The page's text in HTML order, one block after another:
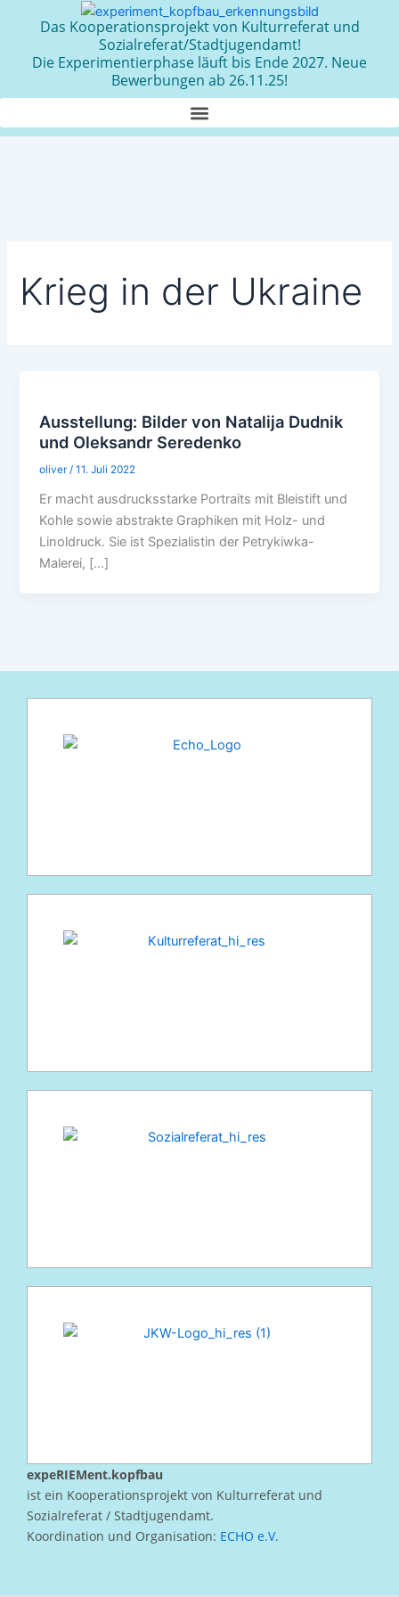
Das Kooperationsprojekt von Kulturreferat und
Sozialreferat/Stadtjugendamt!
Die Experimentierphase läuft bis Ende 2027. Neue
Bewerbungen ab 26.11.25!
Krieg in der Ukraine
Ausstellung: Bilder von Natalija Dudnik
und Oleksandr Seredenko
oliver/11. Juli 2022
Er macht ausdrucksstarke Portraits mit Bleistift und
Kohle sowie abstrakte Graphiken mit Holz- und
Linoldruck. Sie ist Spezialistin der Petrykiwka-
Malerei, […]
expeRIEMent.kopfbau
ist ein Kooperationsprojekt von Kulturreferat und
Sozialreferat / Stadtjugendamt.
Koordination und Organisation: ECHO e.V.